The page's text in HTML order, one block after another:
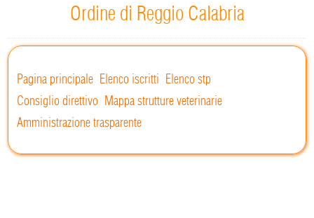
Ordine di Reggio Calabria
Pagina principale Elenco iscritti Elenco stp
Consiglio direttivo Mappa strutture veterinarie
Amministrazione trasparente